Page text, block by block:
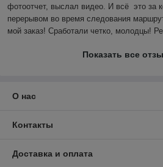
фотоотчет, выслал видео. И всё  это за
перерывом во время следования
мой заказ! Сработали четко, молодцы!
Показать все
О нас
Контакты
Доставка и оплата